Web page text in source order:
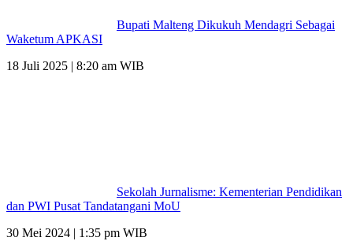
Bupati Malteng Dikukuh Mendagri Sebagai
Waketum APKASI
18 Juli 2025 | 8:20 am WIB
Sekolah Jurnalisme: Kementerian Pendidikan
dan PWI Pusat Tandatangani MoU
30 Mei 2024 | 1:35 pm WIB